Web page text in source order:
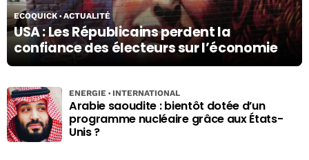
USA : Les Républicains perdent la
confiance des électeurs sur l’économie
ECOQUICK ACTUALITÉ
Arabie saoudite : bientôt dotée d’un
programme nucléaire grâce aux États-
Unis ?
ENERGIE INTERNATIONAL